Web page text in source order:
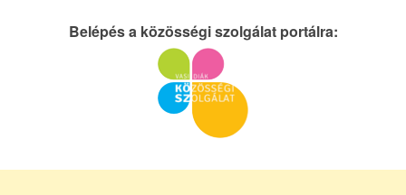
Belépés a közösségi szolgálat portálra: